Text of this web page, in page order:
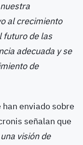
al crecimiento
futuro de las
adecuada y se
de
enviado sobre
señalan que
visión de